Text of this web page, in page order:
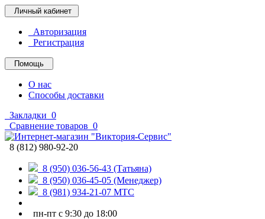
Личный кабинет
Авторизация
Регистрация
Помощь
О нас
Способы доставки
Закладки 0
Сравнение товаров 0
8 (812) 980-92-20
8 (950) 036-56-43 (Татьяна)
8 (950) 036-45-05 (Менеджер)
8 (981) 934-21-07 МТС
пн-пт с 9:30 до 18:00